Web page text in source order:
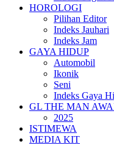
HOROLOGI
Pilihan Editor
Indeks Jauhari
Indeks Jam
GAYA HIDUP
Automobil
Ikonik
Seni
Indeks Gaya
GL THE MAN
2025
ISTIMEWA
MEDIA KIT